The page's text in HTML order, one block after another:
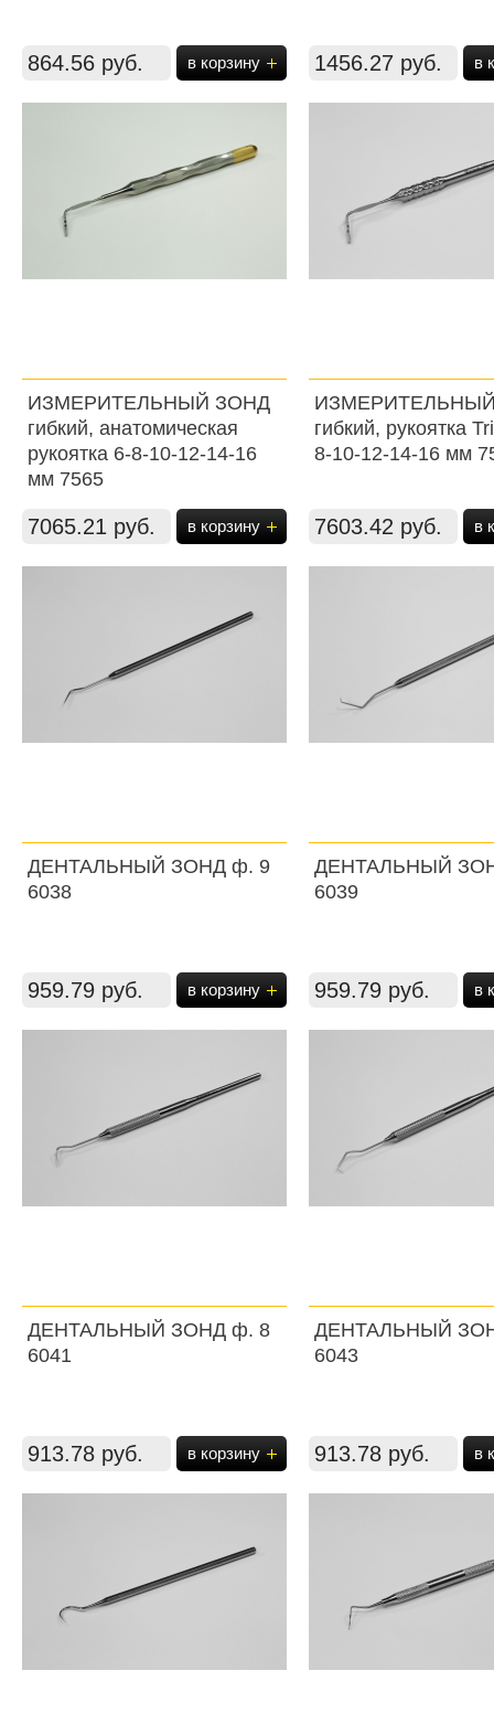
864.56 руб. в корзину 1456.27 руб. в
ИЗМЕРИТЕЛЬНЫЙ ЗОНД
гибкий, анатомическая
рукоятка 6-8-10-12-14-16
мм 7565
7065.21 руб. в корзину
гибкий, рукоятка
8-10-12-14-16 мм
7603.42 руб. в
ДЕНТАЛЬНЫЙ ЗОНД ф. 9
6038
959.79 руб. в корзину
ДЕНТАЛЬНЫЙ
6039
959.79 руб. в
ДЕНТАЛЬНЫЙ ЗОНД ф. 8
6041
913.78 руб. в корзину
ДЕНТАЛЬНЫЙ
6043
913.78 руб. в